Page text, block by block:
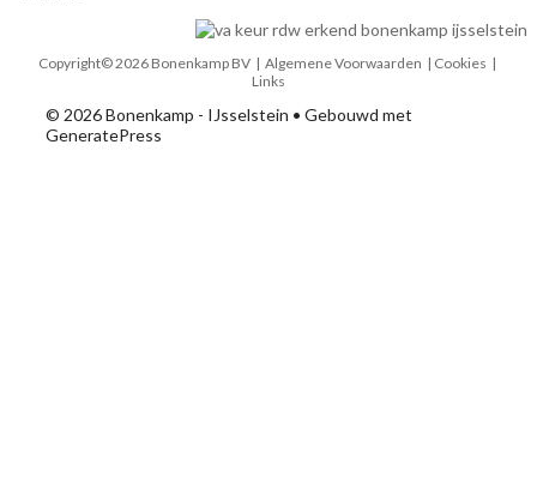
Copyright© 2026 Bonenkamp BV | Algemene Voorwaarden | Cookies |
Links
© 2026 Bonenkamp - IJsselstein • Gebouwd met
GeneratePress